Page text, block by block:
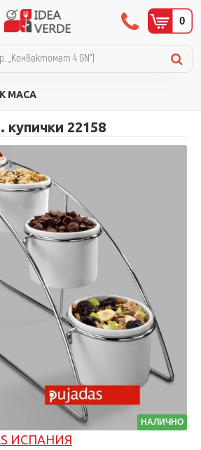
0
МАСА
купички 22158
НАЛИЧНО
ИСПАНИЯ